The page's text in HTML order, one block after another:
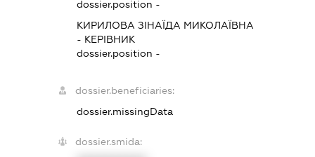
dossier.position -
КИРИЛОВА ЗІНАЇДА МИКОЛАЇВНА
- КЕРІВНИК
dossier.position -
dossier.beneficiaries:
dossier.missingData
dossier.smida: